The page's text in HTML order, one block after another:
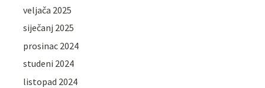
veljača 2025
siječanj 2025
prosinac 2024
studeni 2024
listopad 2024